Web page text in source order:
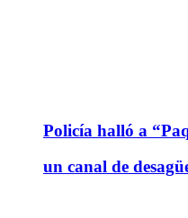
Policía halló a
un canal de